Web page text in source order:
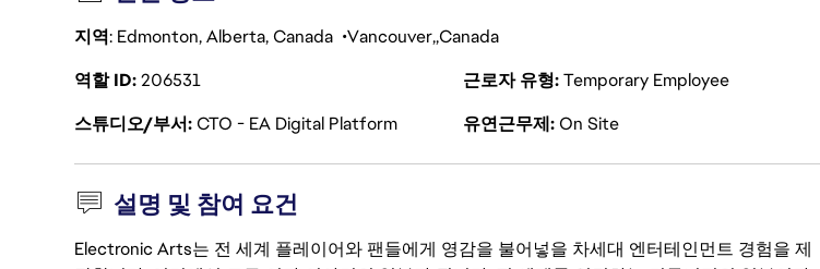
지역: Edmonton, Alberta, Canada Vancouver Canada
역할 ID206531 근로자 유형 Temporary Employee
스튜디오/부서CTO - EA Digital Platform 유연근무제 On Site
설명 및 참여 요건
Electronic Arts는 전 세계 플레이어와 팬들에게 영감을 불어넣을 차세대 엔터테인먼트 경험을 제